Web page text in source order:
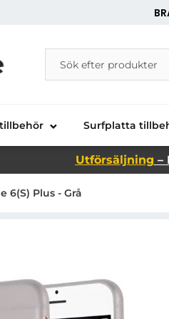
Telecom AB
Sök
Sök på Danira
Surfplatta
Utförsäljning –
6(S) Plus - Grå